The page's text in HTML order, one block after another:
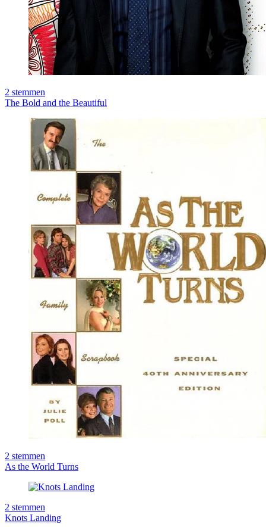
2 stemmen
The Bold and the Beautiful
2 stemmen
As the World Turns
2 stemmen
Knots Landing